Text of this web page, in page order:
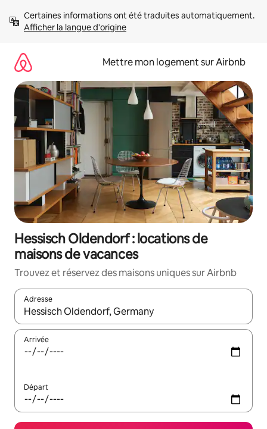
directement
Afficher la langue d'origine
Mettre mon logement sur Airbnb
Hessisch Oldendorf : locations de
maisons de vacances
Trouvez et réservez des maisons uniques sur Airbnb
Adresse
Lorsque les résultats s'affichent, utilisez les flèches vers le
Arrivée
Départ